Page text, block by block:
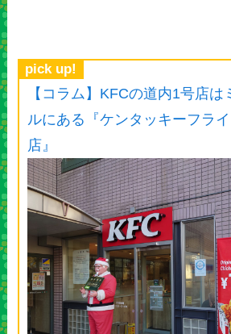
pick up!
【コラム】KFCの道内1号店は
ルにある『ケンタッキーフラ
店』